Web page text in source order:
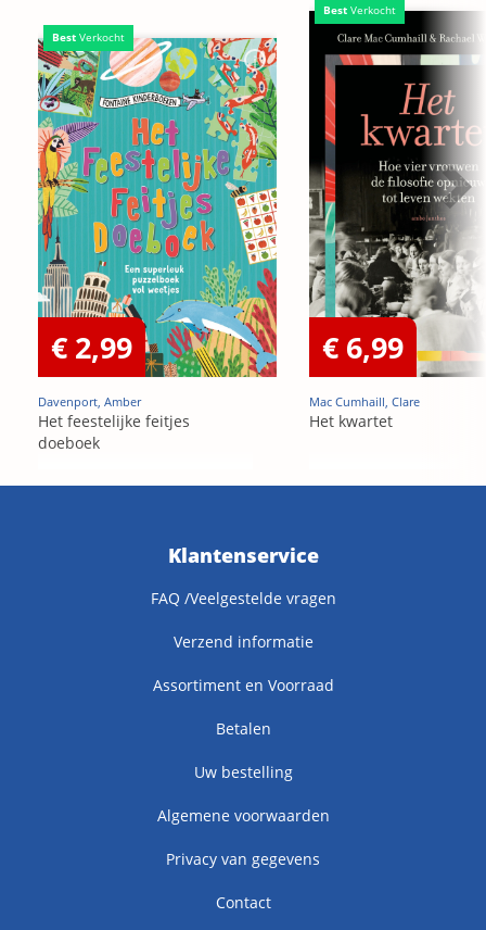
Best Verkocht
€ 2,99
Davenport, Amber
Het feestelijke feitjes
doeboek
Best Verkocht
€ 6,99
Mac Cumhaill, Clare
Het kwartet
Klantenservice
FAQ /Veelgestelde vragen
Verzend informatie
Assortiment en Voorraad
Betalen
Uw bestelling
Algemene voorwaarden
Privacy van gegevens
Contact